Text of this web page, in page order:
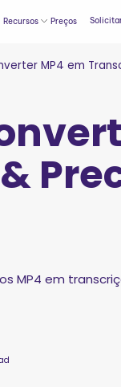
Recursos Preços
MP4 em
MP4 em